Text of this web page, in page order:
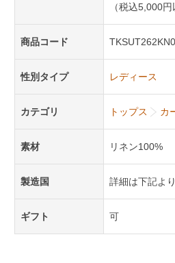
（税込5,000
商品コード
性別タイプ レディース
カテゴリ トップス カ
素材 リネン100%
製造国 詳細は下記よ
ギフト 可